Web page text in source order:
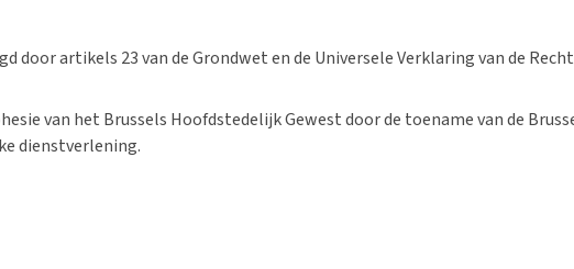
artikels 23 van de Grondwet en de Universele Verklaring van de
van het Brussels Hoofdstedelijk Gewest door de toename van de
dienstverlening.